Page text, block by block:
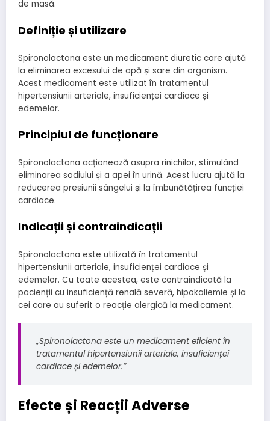
de masă.
Definiție și utilizare
Spironolactona este un medicament diuretic care ajută
la eliminarea excesului de apă și sare din organism.
Acest medicament este utilizat în tratamentul
hipertensiunii arteriale, insuficienței cardiace și
edemelor.
Principiul de funcționare
Spironolactona acționează asupra rinichilor, stimulând
eliminarea sodiului și a apei în urină. Acest lucru ajută la
reducerea presiunii sângelui și la îmbunătățirea funcției
cardiace.
Indicații și contraindicații
Spironolactona este utilizată în tratamentul
hipertensiunii arteriale, insuficienței cardiace și
edemelor. Cu toate acestea, este contraindicată la
pacienții cu insuficiență renală severă, hipokaliemie și la
cei care au suferit o reacție alergică la medicament.
„Spironolactona este un medicament eficient în
tratamentul hipertensiunii arteriale, insuficienței
cardiace și edemelor.”
Efecte și Reacții Adverse